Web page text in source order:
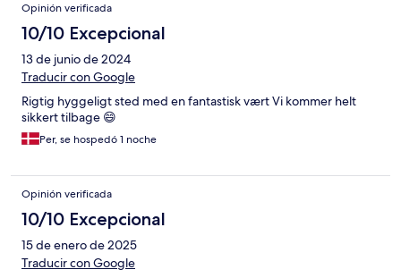
Opinión verificada
10/10 Excepcional
13 de junio de 2024
Traducir con Google
Rigtig hyggeligt sted med en fantastisk vært Vi kommer helt
sikkert tilbage 😄
Per, se hospedó 1 noche
Opinión verificada
10/10 Excepcional
15 de enero de 2025
Traducir con Google